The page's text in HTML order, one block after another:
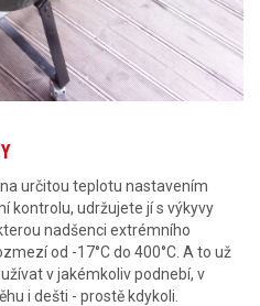
určitou teplotu nastavením
kontrolu, udržujete jí s výkyvy
nadšenci extrémního
od -17°C do 400°C. A to už
v jakémkoliv podnebí, v
i dešti - prostě kdykoli.